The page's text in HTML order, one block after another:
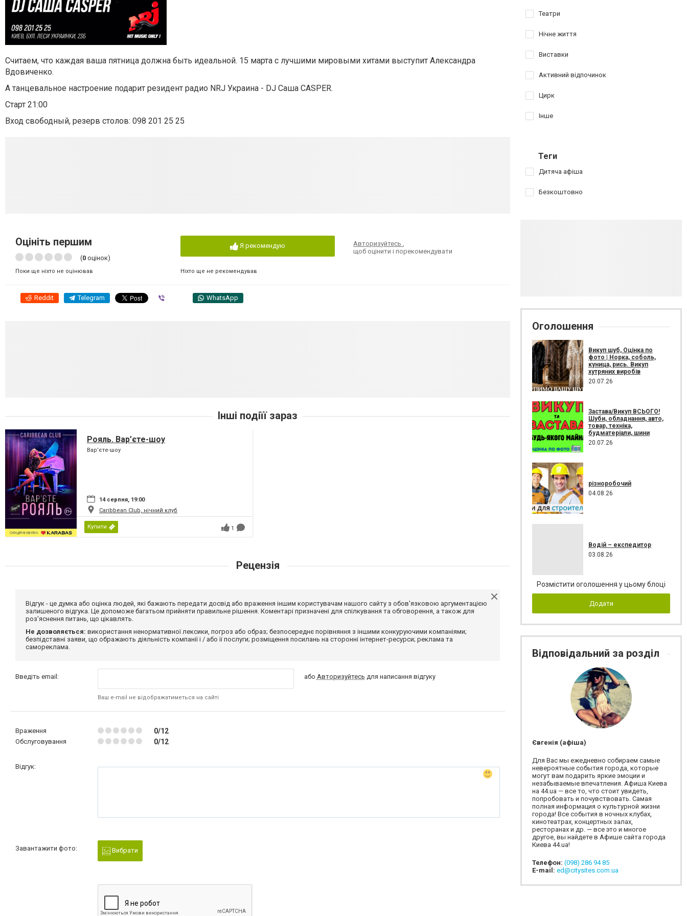
Считаем, что каждая ваша пятница должна быть идеальной. 15 марта с лучшими мировыми хитами выступит Александра
Вдовиченко.
А танцевальное настроение подарит резидент радио NRJ Украина - DJ Саша CASPER.
Старт 21:00
Вход свободный, резерв столов: 098 201 25 25
Оцініть першим
(0 оцінок)
Поки ще ніхто не оцінював
Я рекомендую
Ніхто ще не рекомендував
Авторизуйтесь
щоб оцінити і порекомендувати
Reddit Telegram WhatsApp
Інші подіїї зараз
Рояль. Вар’єте-шоу
Вар’єте-шоу
14 серпня, 19:00
Caribbean Club, нічний клуб
Купити 1
Рецензія
Відгук - це думка або оцінка людей, які бажають передати досвід або враження іншим користувачам нашого сайту з обов'язковою аргументацією
залишеного відгука. Це допоможе багатьом прийняти правильне рішення. Коментарі призначені для спілкування та обговорення, а також для
роз'яснення питань, що цікавлять.
Не дозволяється: використання ненормативної лексики, погроз або образ; безпосереднє порівняння з іншими конкуруючими компаніями;
безпідставні заяви, що ображають діяльність компанії і / або її послуги; розміщення посилань на сторонні інтернет-ресурси; реклама та
самореклама.
Введіть email:
Ваш e-mail не відображатиметься на сайті
або Авторизуйтесь для написання відгуку
Враження 0/12
Обслуговування 0/12
Відгук:
Завантажити фото: Вибрати
Театри
Нічне життя
Виставки
Активний відпочинок
Цирк
Інше
Теги
Дитяча афіша
Безкоштовно
Оголошення
Викуп шуб, Оцінка по
фото | Норка, соболь,
куница, рись. Викуп
хутряних виробів
20.07.26
Застава/Викуп ВСЬОГО!
Шуби, обладнання, авто,
товар, техніка,
будматеріали, шини
20.07.26
різноробочий
04.08.26
Водій – експедитор
03.08.26
Розмістити оголошення у цьому блоці
Додати
Відповідальний за розділ
Євгенія (афіша)
Для Вас мы ежедневно собираем самые
невероятные события города, которые
могут вам подарить яркие эмоции и
незабываемые впечатления. Афиша Киева
на 44.ua — все то, что стоит увидеть,
попробовать и почувствовать. Самая
полная информация о культурной жизни
города! Все события в ночных клубах,
кинотеатрах, концертных залах,
ресторанах и др. — все это и многое
другое, вы найдете в Афише сайта города
Киева 44.ua!
Телефон: (098) 286 94 85
E-mail: ed@citysites.com.ua